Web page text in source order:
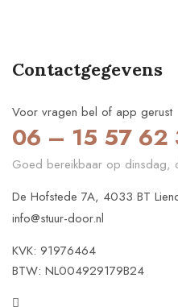
Contactgegevens
Voor vragen bel of app gerust
06 – 15 57 62
Goed bereikbaar op dinsdag,
De Hofstede 7A, 4033 BT
info@stuur-door.nl
KVK: 91976464
BTW: NL004929179B24